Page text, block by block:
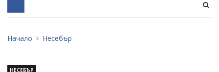
Начало Несебър
НЕСЕБЪР